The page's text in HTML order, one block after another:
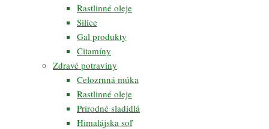
Rastlinné oleje
Silice
Gal produkty
Citamíny
Zdravé potraviny
Celozrnná múka
Rastlinné oleje
Prírodné sladidlá
Himalájska soľ